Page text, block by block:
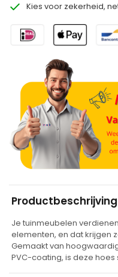
Kies voor zekerheid,
t
e
r
Productbeschrijving
Je tuinmeubelen
elementen, en dat krijgen
Gemaakt van
PVC-coating, is deze hoes